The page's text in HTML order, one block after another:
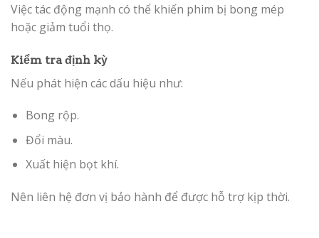
Việc tác động mạnh có thể khiến phim bị bong mép
hoặc giảm tuổi thọ.
Kiểm tra định kỳ
Nếu phát hiện các dấu hiệu như:
Bong rộp.
Đổi màu.
Xuất hiện bọt khí.
Nên liên hệ đơn vị bảo hành để được hỗ trợ kịp thời.